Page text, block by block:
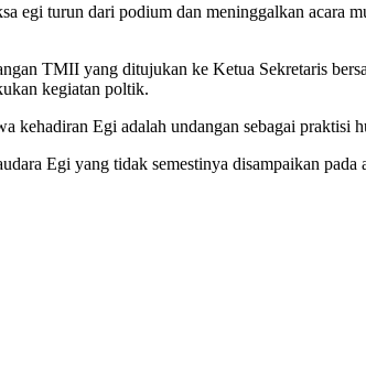
egi turun dari podium dan meninggalkan acara
TMII yang ditujukan ke Ketua Sekretaris
kegiatan poltik.
kehadiran Egi adalah undangan sebagai praktisi
Egi yang tidak semestinya disampaikan